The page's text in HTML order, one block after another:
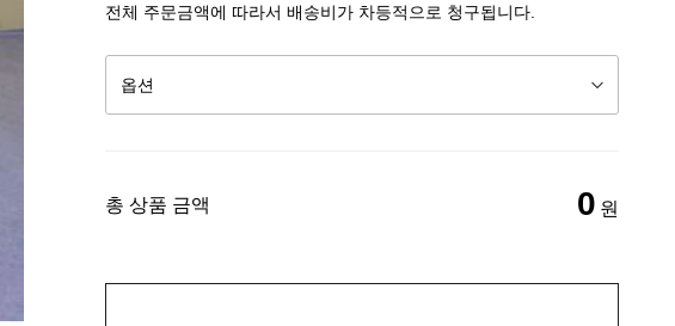
전체 주문금액에 따라서 배송비가 차등적으로 청구됩니다.
총 상품 금액 0 원